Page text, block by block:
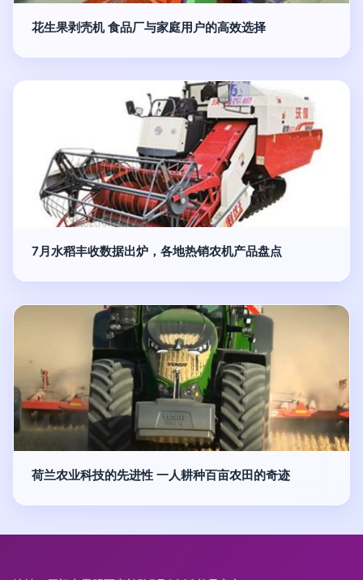
花生果剥壳机 食品厂与家庭用户的高效选择
7月水稻丰收数据出炉，各地热销农机产品盘点
荷兰农业科技的先进性 一人耕种百亩农田的奇迹